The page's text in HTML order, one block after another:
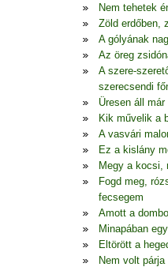
Nem tehetek
Zöld erdőben,
A gólyának
Az öreg
A szere-
szerecsendi
Üresen áll
Kik művelik a
A vasvári
Ez a kislány
Megy a kocsi,
Fogd meg,
fecsegem
Amott a
Minapában
Eltörött a
Nem volt